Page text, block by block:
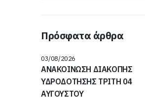
Πρόσφατα άρθρα
ΑΝΑΚΟΙΝΩΣΗ ΔΙΑΚΟΠΗΣ
ΥΔΡΟΔΟΤΗΣΗΣ ΤΡΙΤΗ 04
ΑΥΓΟΥΣΤΟΥ
03/08/2026